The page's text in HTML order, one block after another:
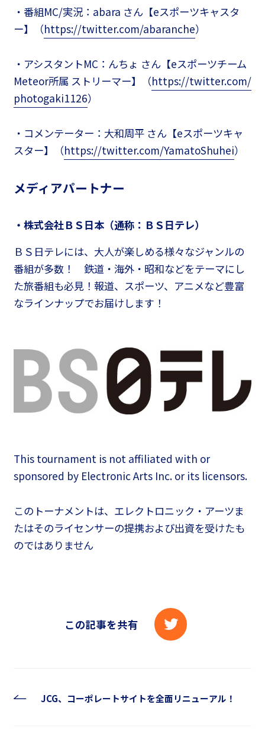
・番組MC/実況：abara さん【eスポーツキャスタ
ー】（https://twitter.com/abaranche）
・アシスタントMC：んちょ さん【eスポーツチーム
Meteor所属 ストリーマー】（https://twitter.com/
photogaki1126）
・コメンテーター：大和周平 さん【eスポーツキャ
スター】（https://twitter.com/YamatoShuhei）
メディアパートナー
・株式会社ＢＳ日本（通称：ＢＳ日テレ）
ＢＳ日テレには、大人が楽しめる様々なジャンルの
番組が多数！ 鉄道・海外・昭和などをテーマにし
た旅番組も必見！報道、スポーツ、アニメなど豊富
なラインナップでお届けします！
This tournament is not affiliated with or
sponsored by Electronic Arts Inc. or its licensors.
このトーナメントは、エレクトロニック・アーツま
たはそのライセンサーの提携および出資を受けたも
のではありません
この記事を共有
JCG、コーポレートサイトを全面リニューアル！